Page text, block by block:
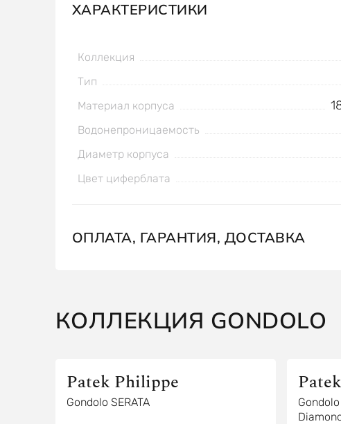
ХАРАКТЕРИСТИКИ
Коллекция
Тип
Материал корпуса
Водонепроницаемость
Диаметр корпуса
Цвет циферблата
ОПЛАТА, ГАРАНТИЯ, ДОСТАВКА
КОЛЛЕКЦИЯ GONDOLO
Patek Philippe
Gondolo SERATA